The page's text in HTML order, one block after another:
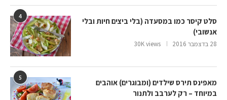
4
סלט קיסר כמו במסעדה (בלי ביצים חיות ובלי
אנשובי)
28 בדצמבר 2016 30K views
5
מאפינס תירס שילדים (ומבוגרים) אוהבים
במיוחד – רק לערבב ולתנור